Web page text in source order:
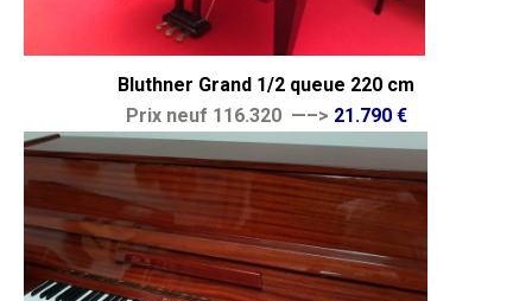
Bluthner Grand 1/2 queue 220 cm
Prix neuf 116.320 —–> 21.790 €